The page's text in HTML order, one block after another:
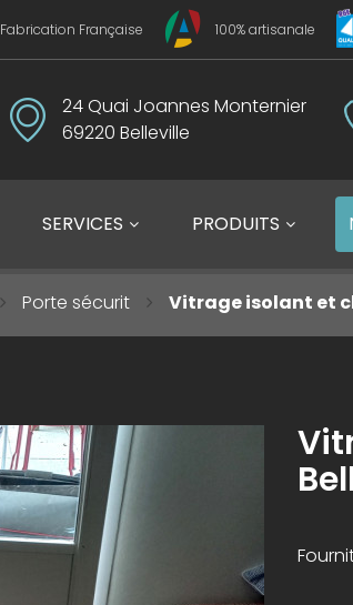
Fabrication Française 100% artisanale
24 Quai Joannes Monternier
69220 Belleville
SERVICES PRODUITS
Porte sécurit Vitrage isolant et